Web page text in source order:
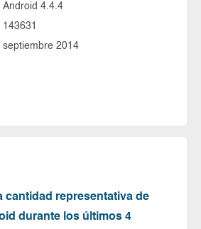
Android 4.4.4
143631
septiembre 2014
cantidad representativa de
durante los últimos 4